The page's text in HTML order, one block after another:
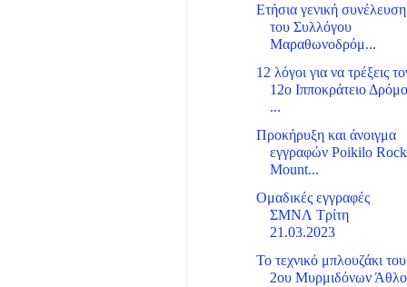
Ετήσια γενική συνέλευση
του Συλλόγου
Μαραθωνοδρόμ...
12 λόγοι για να τρέξεις
12ο Ιπποκράτειο
...
Προκήρυξη και άνοιγμα
εγγραφών Poikilo
Mount...
Ομαδικές εγγραφές
ΣΜΝΛ Τρίτη
21.03.2023
Το τεχνικό μπλουζάκι του
2ου Μυρμιδόνων